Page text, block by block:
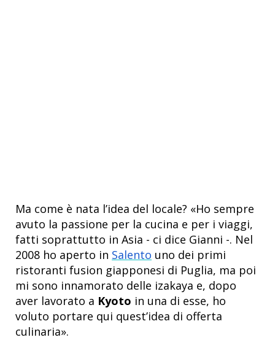
Ma come è nata l’idea del locale? «Ho sempre
avuto la passione per la cucina e per i viaggi,
fatti soprattutto in Asia - ci dice Gianni -. Nel
2008 ho aperto in Salento uno dei primi
ristoranti fusion giapponesi di Puglia, ma poi
mi sono innamorato delle izakaya e, dopo
aver lavorato a Kyoto in una di esse, ho
voluto portare qui quest’idea di offerta
culinaria».